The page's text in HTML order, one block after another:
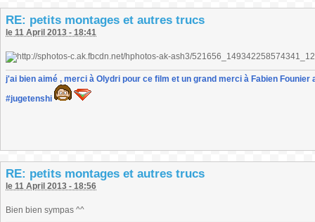
RE: petits montages et autres trucs
le 11 April 2013 - 18:41
j'ai bien aimé , merci à Olydri pour ce film et un grand merci à Fabien
#jugetenshi
RE: petits montages et autres trucs
le 11 April 2013 - 18:56
Bien bien sympas ^^